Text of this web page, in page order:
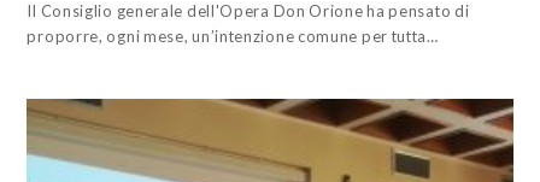
Il Consiglio generale dell'Opera Don Orione ha pensato di
proporre, ogni mese, un’intenzione comune per tutta…